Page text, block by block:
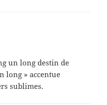
un long destin de
long » accentue
sublimes.